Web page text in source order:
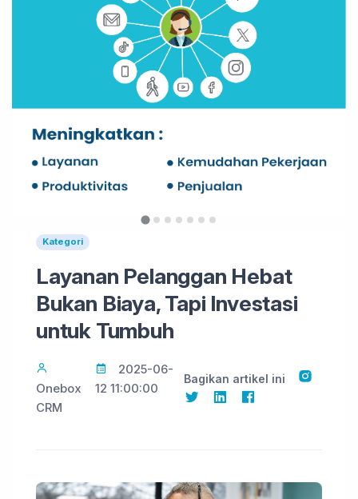
Kategori
Layanan Pelanggan Hebat
Bukan Biaya, Tapi Investasi
untuk Tumbuh
Onebox
CRM
2025-06-
12 11:00:00
Bagikan artikel ini